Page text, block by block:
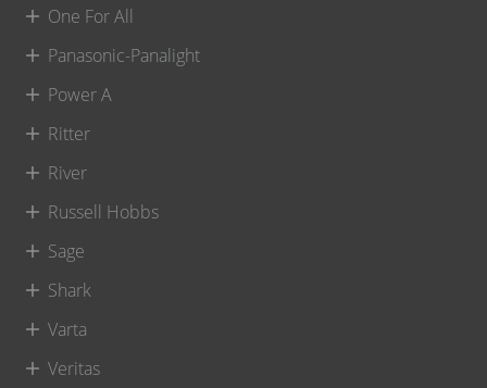
One For All
Panasonic-Panalight
Power A
Ritter
River
Russell Hobbs
Sage
Shark
Varta
Veritas